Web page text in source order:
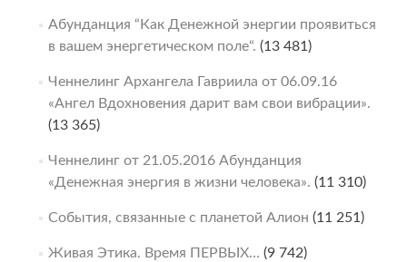
Абунданция “Как Денежной энергии проявиться
в вашем энергетическом поле“. (13 481)
Ченнелинг Архангела Гавриила от 06.09.16
«Ангел Вдохновения дарит вам свои вибрации».
(13 365)
Ченнелинг от 21.05.2016 Абунданция
«Денежная энергия в жизни человека». (11 310)
События, связанные с планетой Алион (11 251)
Живая Этика. Время ПЕРВЫХ… (9 742)